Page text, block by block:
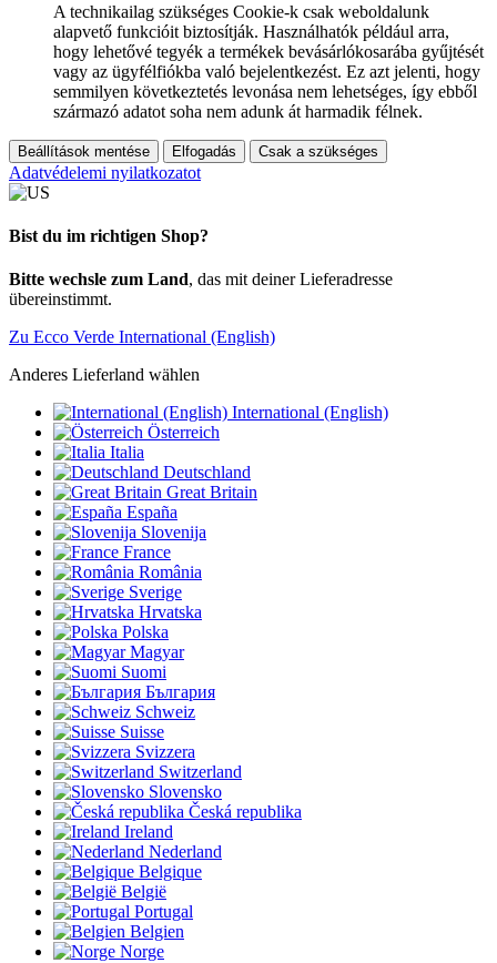
A technikailag szükséges Cookie-k csak weboldalunk
alapvető funkcióit biztosítják. Használhatók például arra,
hogy lehetővé tegyék a termékek bevásárlókosarába gyűjtését
vagy az ügyfélfiókba való bejelentkezést. Ez azt jelenti, hogy
semmilyen következtetés levonása nem lehetséges, így ebből
származó adatot soha nem adunk át harmadik félnek.
Beállítások mentése Elfogadás Csak a szükséges
Adatvédelemi nyilatkozatot
Bist du im richtigen Shop?
Bitte wechsle zum Land, das mit deiner Lieferadresse
übereinstimmt.
Zu Ecco Verde International (English)
Anderes Lieferland wählen
International (English)
Österreich
Italia
Deutschland
Great Britain
España
Slovenija
France
România
Sverige
Hrvatska
Polska
Magyar
Suomi
България
Schweiz
Suisse
Svizzera
Switzerland
Slovensko
Česká republika
Ireland
Nederland
Belgique
België
Portugal
Belgien
Norge